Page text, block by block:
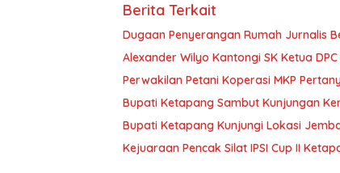
Berita Terkait
Dugaan Penyerangan Rumah Jurnalis
Alexander Wilyo Kantongi SK Ketua
Perwakilan Petani Koperasi MKP
Bupati Ketapang Sambut Kunjungan
Bupati Ketapang Kunjungi Lokasi
Kejuaraan Pencak Silat IPSI Cup II